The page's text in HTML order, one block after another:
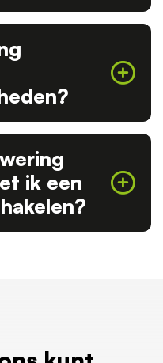
ik een